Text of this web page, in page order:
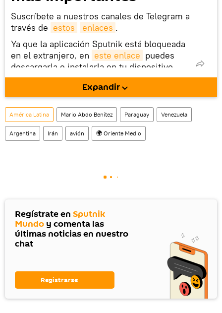
Suscríbete a nuestros canales de Telegram a
través de estos enlaces .
Ya que la aplicación Sputnik está bloqueada
en el extranjero, en este enlace puedes
descargarla e instalarla en tu dispositivo
móvil (¡solo para Android!).
También tenemos una cuenta en la red
social rusa VK .
Expandir
América Latina Mario Abdo Benítez Paraguay Venezuela
Argentina Irán avión 🌍 Oriente Medio
Regístrate en Sputnik
Mundo y comenta las
últimas noticias en nuestro
chat
Registrarse